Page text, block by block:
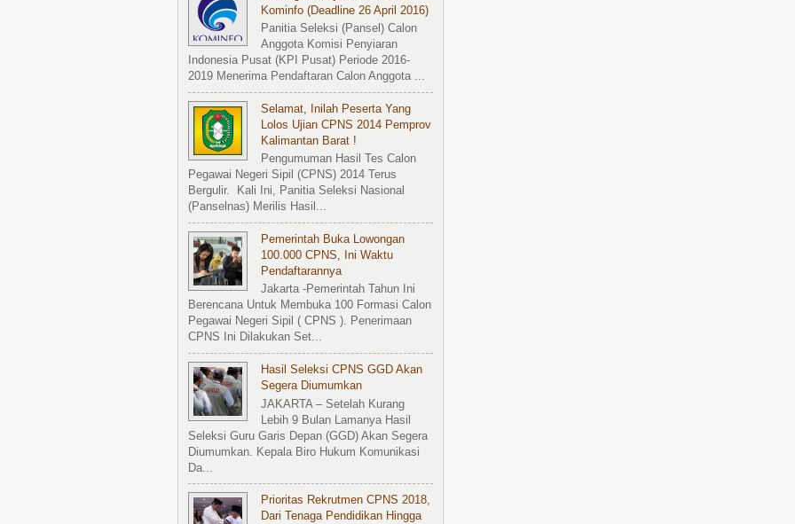
Kominfo (Deadline 26 April 2016)
Panitia Seleksi (Pansel) Calon
Anggota Komisi Penyiaran
Indonesia Pusat (KPI Pusat) Periode 2016-
2019 Menerima Pendaftaran Calon Anggota ...
Selamat, Inilah Peserta Yang
Lolos Ujian CPNS 2014 Pemprov
Kalimantan Barat !
Pengumuman Hasil Tes Calon
Pegawai Negeri Sipil (CPNS) 2014 Terus
Bergulir. Kali Ini, Panitia Seleksi Nasional
(Panselnas) Merilis Hasil...
Pemerintah Buka Lowongan
100.000 CPNS, Ini Waktu
Pendaftarannya
Jakarta -Pemerintah Tahun Ini
Berencana Untuk Membuka 100 Formasi Calon
Pegawai Negeri Sipil ( CPNS ). Penerimaan
CPNS Ini Dilakukan Set...
Hasil Seleksi CPNS GGD Akan
Segera Diumumkan
JAKARTA – Setelah Kurang
Lebih 9 Bulan Lamanya Hasil
Seleksi Guru Garis Depan (GGD) Akan Segera
Diumumkan. Kepala Biro Hukum Komunikasi
Da...
Prioritas Rekrutmen CPNS 2018,
Dari Tenaga Pendidikan Hingga